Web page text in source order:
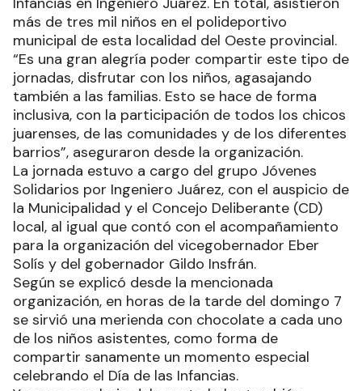
más de tres mil niños en el polideportivo
municipal de esta localidad del Oeste provincial.
“Es una gran alegría poder compartir este tipo de
jornadas, disfrutar con los niños, agasajando
también a las familias. Esto se hace de forma
inclusiva, con la participación de todos los chicos
juarenses, de las comunidades y de los diferentes
barrios”, aseguraron desde la organización.
La jornada estuvo a cargo del grupo Jóvenes
Solidarios por Ingeniero Juárez, con el auspicio de
la Municipalidad y el Concejo Deliberante (CD)
local, al igual que contó con el acompañamiento
para la organización del vicegobernador Eber
Solís y del gobernador Gildo Insfrán.
Según se explicó desde la mencionada
organización, en horas de la tarde del domingo 7
se sirvió una merienda con chocolate a cada uno
de los niños asistentes, como forma de
compartir sanamente un momento especial
celebrando el Día de las Infancias.